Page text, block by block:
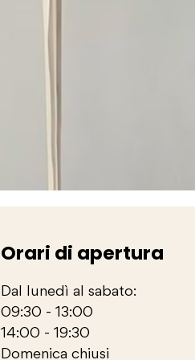
Orari di apertura
Dal lunedì al sabato:
09:30 - 13:00
14:00 - 19:30
Domenica chiusi